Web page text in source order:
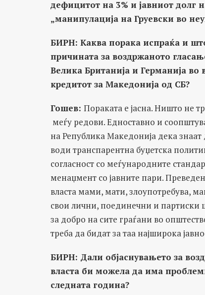
дефицитот на 3% и јавниот долг
„манипулација на Груевски во
БИРН: Каква порака испраќа и
причината за воздржаното
Велика Британија и Германија во
кредитот за Македонија од СБ?
Гошев: Пораката е јасна. Ништо не
меѓу редови. Едноставно и
на Република Македонија дека знаат
води транспарентна буџетска
согласност со меѓународните
менаџмент со јавните пари.
власта мами, мати, злоупотребува,
свои лични, поединечни и партиски
за добро на сите граѓани во
треба да бидат за таа најширока
БИРН: Дали објаснувањето за
власта би можела да има
следната година?